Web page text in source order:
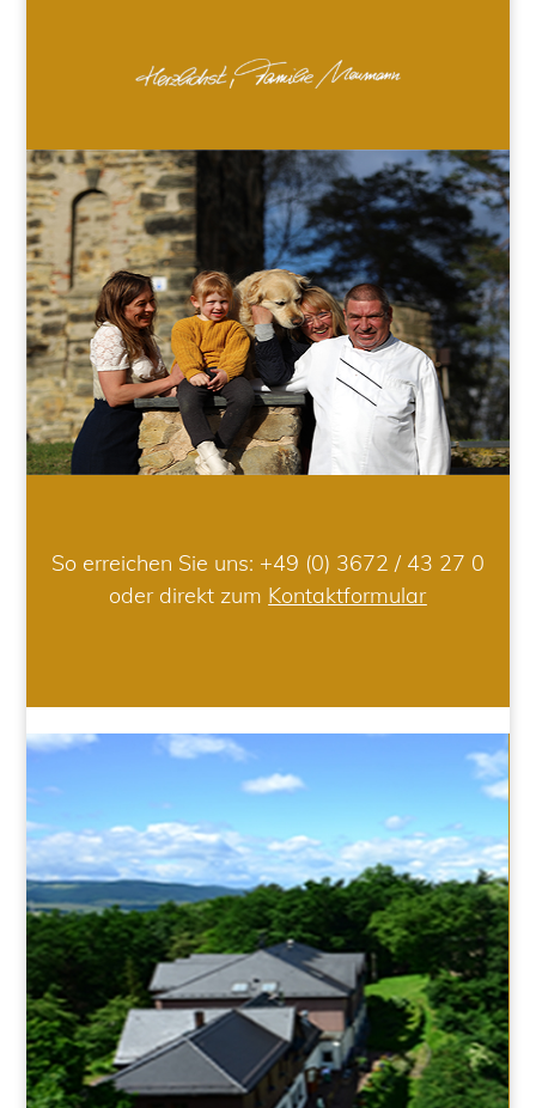
So erreichen Sie uns: +49 (0) 3672 / 43 27 0
oder direkt zum Kontaktformular
HOTEL